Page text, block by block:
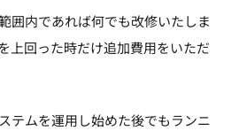
囲内であれば何でも改修いたしま
上回った時だけ追加費用をいただ
テムを運用し始めた後でもランニ